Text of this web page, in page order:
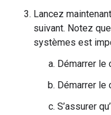
Lancez
suivant. Notez
systèmes est
Démarrer le
Démarrer le
S’assurer